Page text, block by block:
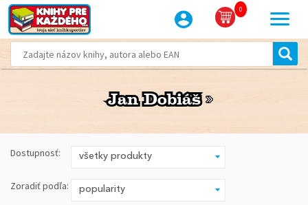
0
Jan Dobiáš
Jan Dobiáš
Dostupnosť:
Zoradiť podľa: